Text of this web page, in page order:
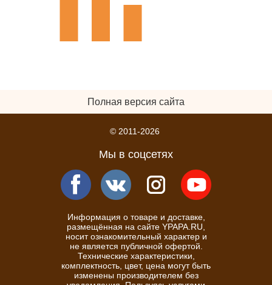
Полная версия сайта
© 2011-2026
Мы в соцсетях
Информация о товаре и доставке,
размещённая на сайте YPAPA.RU,
носит ознакомительный характер и
не является публичной офертой.
Технические характеристики,
комплектность, цвет, цена могут быть
изменены производителем без